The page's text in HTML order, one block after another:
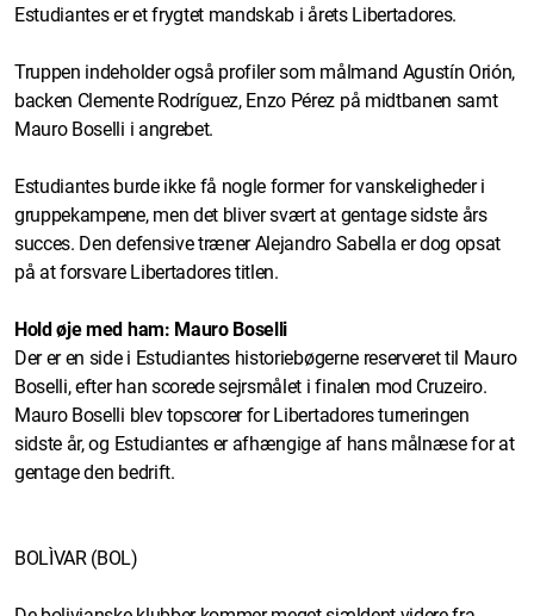
Estudiantes er et frygtet mandskab i årets Libertadores.
Truppen indeholder også profiler som målmand Agustín Orión,
backen Clemente Rodríguez, Enzo Pérez på midtbanen samt
Mauro Boselli i angrebet.
Estudiantes burde ikke få nogle former for vanskeligheder i
gruppekampene, men det bliver svært at gentage sidste års
succes. Den defensive træner Alejandro Sabella er dog opsat
på at forsvare Libertadores titlen.
Hold øje med ham: Mauro Boselli
Der er en side i Estudiantes historiebøgerne reserveret til Mauro
Boselli, efter han scorede sejrsmålet i finalen mod Cruzeiro.
Mauro Boselli blev topscorer for Libertadores turneringen
sidste år, og Estudiantes er afhængige af hans målnæse for at
gentage den bedrift.
BOLÌVAR (BOL)